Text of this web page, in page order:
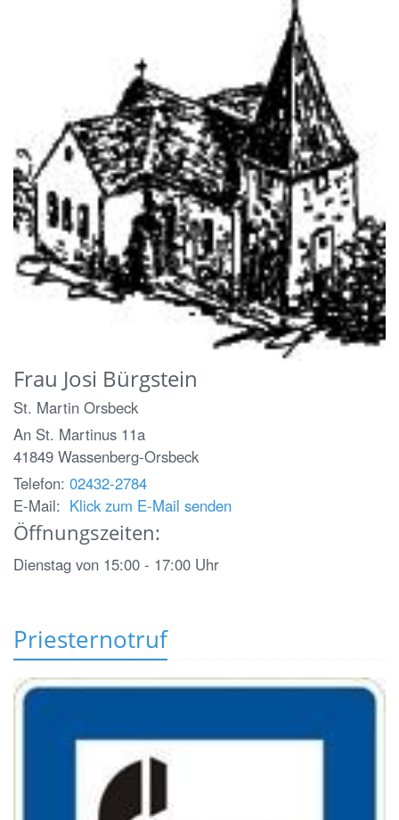
Frau Josi Bürgstein
St. Martin Orsbeck
An St. Martinus 11a
41849 Wassenberg-Orsbeck
Telefon: 02432-2784
E-Mail: Klick zum E-Mail senden
Öffnungszeiten:
Dienstag von 15:00 - 17:00 Uhr
Priesternotruf